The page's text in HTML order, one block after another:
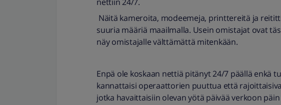
Näitä kameroita, modeemeja, printtereitä ja
suuria määriä maailmalla. Usein omistajat ovat
näy omistajalle välttämättä mitenkään.
Enpä ole koskaan nettiä pitänyt 24/7 päällä enkä
kannattaisi operaattorien puuttua että
jotka havaittaisiin olevan yötä päivää verkoon